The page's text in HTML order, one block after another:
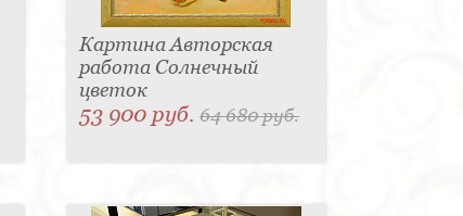
Картина Авторская
работа Солнечный
цветок
53 900 руб.64 680 руб.